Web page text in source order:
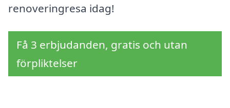
renoveringresa idag!
Få 3 erbjudanden, gratis och utan
förpliktelser